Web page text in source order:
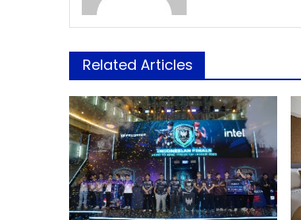
Related Articles